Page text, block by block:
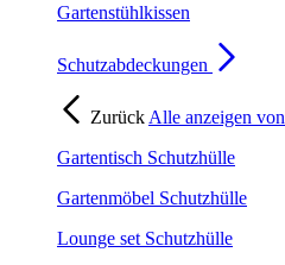
Gartenstühlkissen
Schutzabdeckungen
Zurück Alle anzeigen von
Gartentisch Schutzhülle
Gartenmöbel Schutzhülle
Lounge set Schutzhülle